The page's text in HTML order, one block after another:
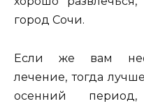
город Сочи.
Если же вам
лечение, тогда
осенний